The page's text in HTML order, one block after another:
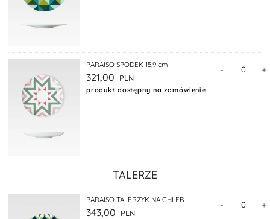
PARAÍSO SPODEK 15,9 cm
321,00
produkt dostępny na zamówienie
- +
TALERZE
PARAÍSO TALERZYK NA CHLEB
343,00
- +